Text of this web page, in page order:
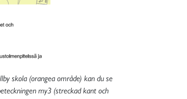
skola (orangea område) kan du se
my3 (streckad kant och